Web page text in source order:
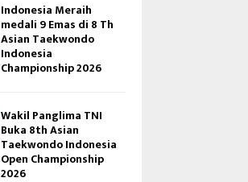
Indonesia Meraih
medali 9 Emas di 8 Th
Asian Taekwondo
Indonesia
Championship 2026
Wakil Panglima TNI
Buka 8th Asian
Taekwondo Indonesia
Open Championship
2026